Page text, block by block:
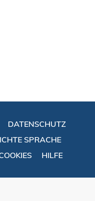
DATENSCHUTZ
SPRACHE
HILFE